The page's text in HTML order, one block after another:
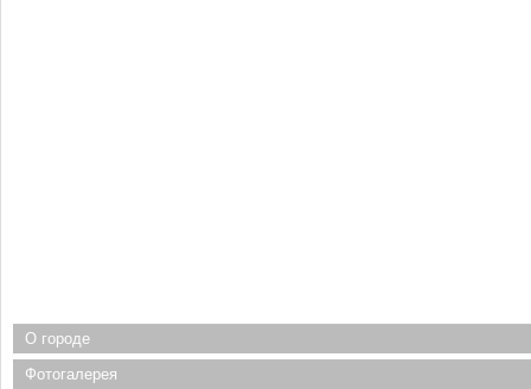
О городе
Фотогалерея